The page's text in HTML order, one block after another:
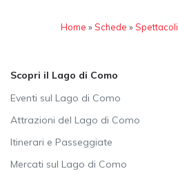
Home »Schede »Spettacoli
Scopri il Lago di Como
Eventi sul Lago di Como
Attrazioni del Lago di Como
Itinerari e Passeggiate
Mercati sul Lago di Como